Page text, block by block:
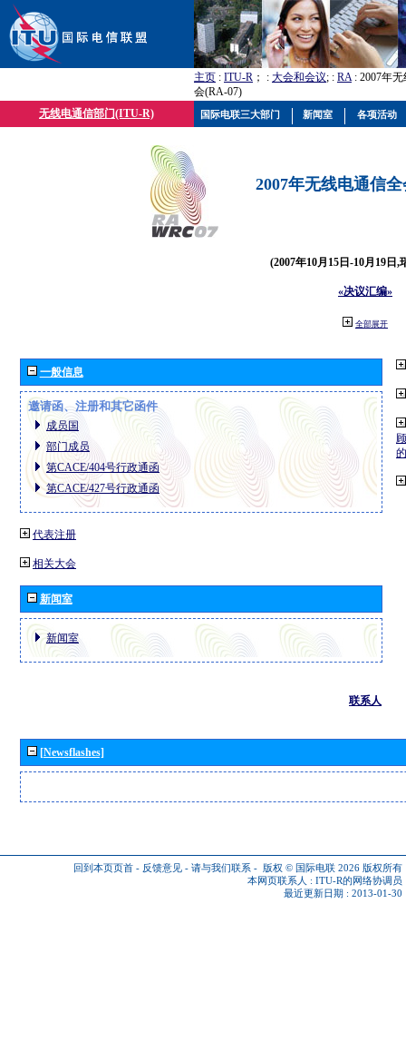
主页 : ITU-R ； : 大会和会议; : RA: 2007年
会(RA-07)
无线电通信部门(ITU-R)
2007年无线电通信
(2007年10月15日-10月19日,
«决议汇编»
全部展开
一般信息
邀请函、注册和其它函件
成员国
部门成员
第CACE/404号行政通函
第CACE/427号行政通函
代表注册
相关大会
新闻室
新闻室
联系人
[Newsflashes]
回到本页页首 - 反馈意见 - 请与我们联系 - 版权 © 国际电联 2026 版权所有
本网页联系人 : ITU-R的网络协调员
最近更新日期 : 2013-01-30
国际电联三大部门 新闻室 各项活动